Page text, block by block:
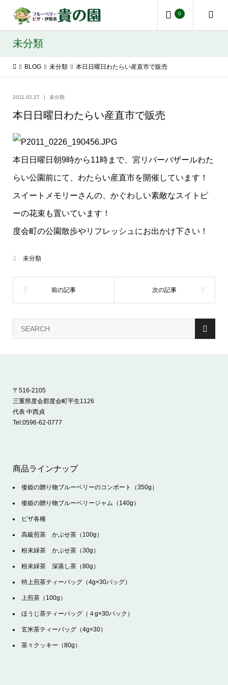
0
未分類
BLOG 未分類 本日日曜日わたらい産直市で販売
2011.02.27 未分類
本日日曜日わたらい産直市で販売
本日日曜日朝9時から11時まで、宮リバーバザールわた
らい公園前にて、わたらい産直市を開催しています！
スイートメモリーさんの、かぐわしい素敵なスイトピ
ーの花束も置いています！
度会町の公園散歩やリフレッシュにお出かけ下さい！
未分類
〒516-2105
三重県度会郡度会町平生1126
代表 中西貞
Tel:0596-62-0777
商品ラインナップ
倭姫の贈り物ブルーベリーのコンポート（350g）
倭姫の贈り物ブルーベリージャム（140g）
ピザ各種
高級煎茶 かぶせ茶（100g）
粉末緑茶 かぶせ茶（30g）
粉末緑茶 深蒸し茶（80g）
特上煎茶ティーバッグ（4g×30バッグ）
上煎茶（100g）
ほうじ茶ティーバッグ（４g×30バック）
玄米茶ティーバッグ（4g×30）
茶々クッキー（80g）